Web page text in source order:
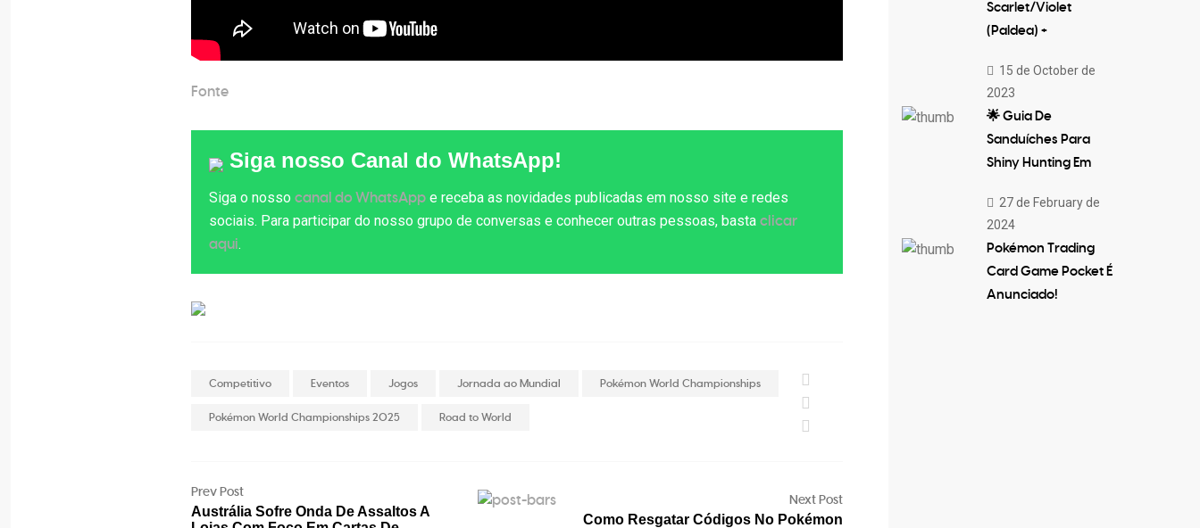
Fonte
Siga nosso Canal do WhatsApp!
Siga o nossocanal do WhatsApp e receba as novidades publicadas em nosso site e redes
sociais. Para participar do nosso grupo de conversas e conhecer outras pessoas, bastaclicar
aqui.
Competitivo Eventos Jogos Jornada ao Mundial Pokémon World Championships
Pokémon World Championships 2025 Road to World
Prev Post
Austrália Sofre Onda De Assaltos A
Next Post
Como Resgatar Códigos No Pokémon
Scarlet/Violet
(Paldea) +
15 de October de
2023
🌟 Guia De
Sanduíches Para
Shiny Hunting Em
27 de February de
2024
Pokémon Trading
Card Game Pocket É
Anunciado!